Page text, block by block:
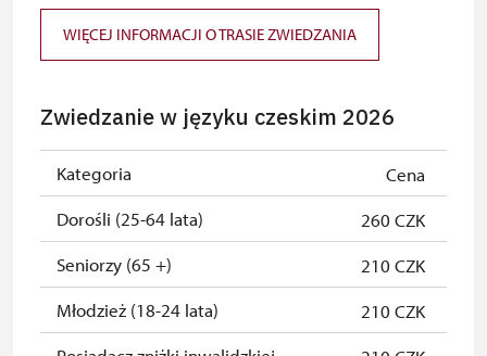
WIĘCEJ INFORMACJI O TRASIE ZWIEDZANIA
Zwiedzanie w języku czeskim 2026
Kategoria
Cena
Dorośli (25-64 lata)
260 CZK
Seniorzy (65 +)
210 CZK
Młodzież (18-24 lata)
210 CZK